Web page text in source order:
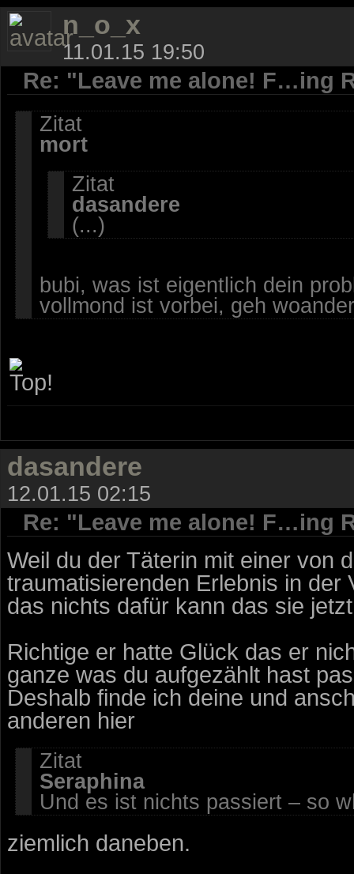
n_o_x
11.01.15 19:50
Re: "Leave me alone! F…ing
Zitat
mort
Zitat
dasandere
(...)
bubi, was ist eigentlich dein
vollmond ist vorbei, geh
dasandere
12.01.15 02:15
Re: "Leave me alone! F…ing
Weil du der Täterin mit einer von
traumatisierenden Erlebnis in der
das nichts dafür kann das sie
Richtige er hatte Glück das er
ganze was du aufgezählt hast
Deshalb finde ich deine und
anderen hier
Zitat
Seraphina
Und es ist nichts passiert – so
ziemlich daneben.